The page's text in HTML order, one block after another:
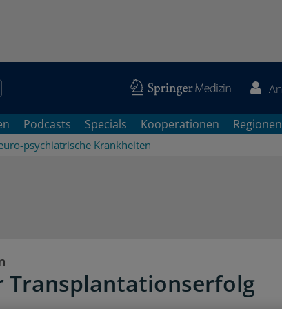
Podcasts Specials Kooperationen Regionen
psychiatrische Krankheiten
Transplantationserfolg